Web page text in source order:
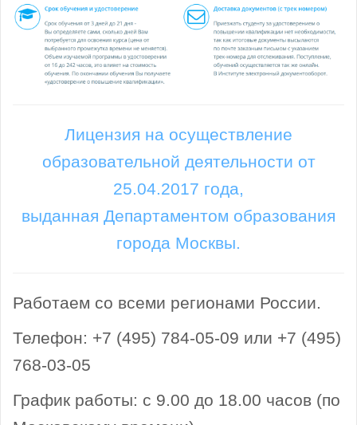
Лицензия на осуществление
образовательной деятельности от
25.04.2017 года,
выданная Департаментом образования
города Москвы.
Работаем со всеми регионами России.
Телефон: +7 (495) 784-05-09 или +7 (495)
768-03-05
График работы: с 9.00 до 18.00 часов (по